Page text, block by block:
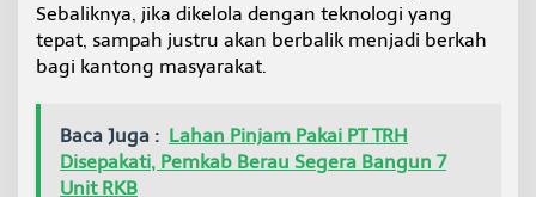
Sebaliknya, jika dikelola dengan teknologi yang
tepat, sampah justru akan berbalik menjadi berkah
bagi kantong masyarakat.
Baca Juga : Lahan Pinjam Pakai PT TRH
Disepakati, Pemkab Berau Segera Bangun 7
Unit RKB